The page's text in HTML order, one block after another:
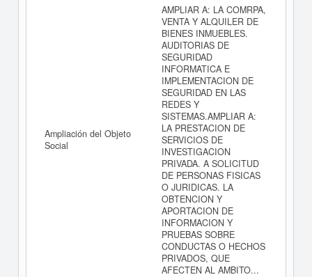
Ampliación del Objeto
Social
AMPLIAR A: LA COMRPA,
VENTA Y ALQUILER DE
BIENES INMUEBLES.
AUDITORIAS DE
SEGURIDAD
INFORMATICA E
IMPLEMENTACION DE
SEGURIDAD EN LAS
REDES Y
SISTEMAS.AMPLIAR A:
LA PRESTACION DE
SERVICIOS DE
INVESTIGACION
PRIVADA. A SOLICITUD
DE PERSONAS FISICAS
O JURIDICAS. LA
OBTENCION Y
APORTACION DE
INFORMACION Y
PRUEBAS SOBRE
CONDUCTAS O HECHOS
PRIVADOS, QUE
AFECTEN AL AMBITO...